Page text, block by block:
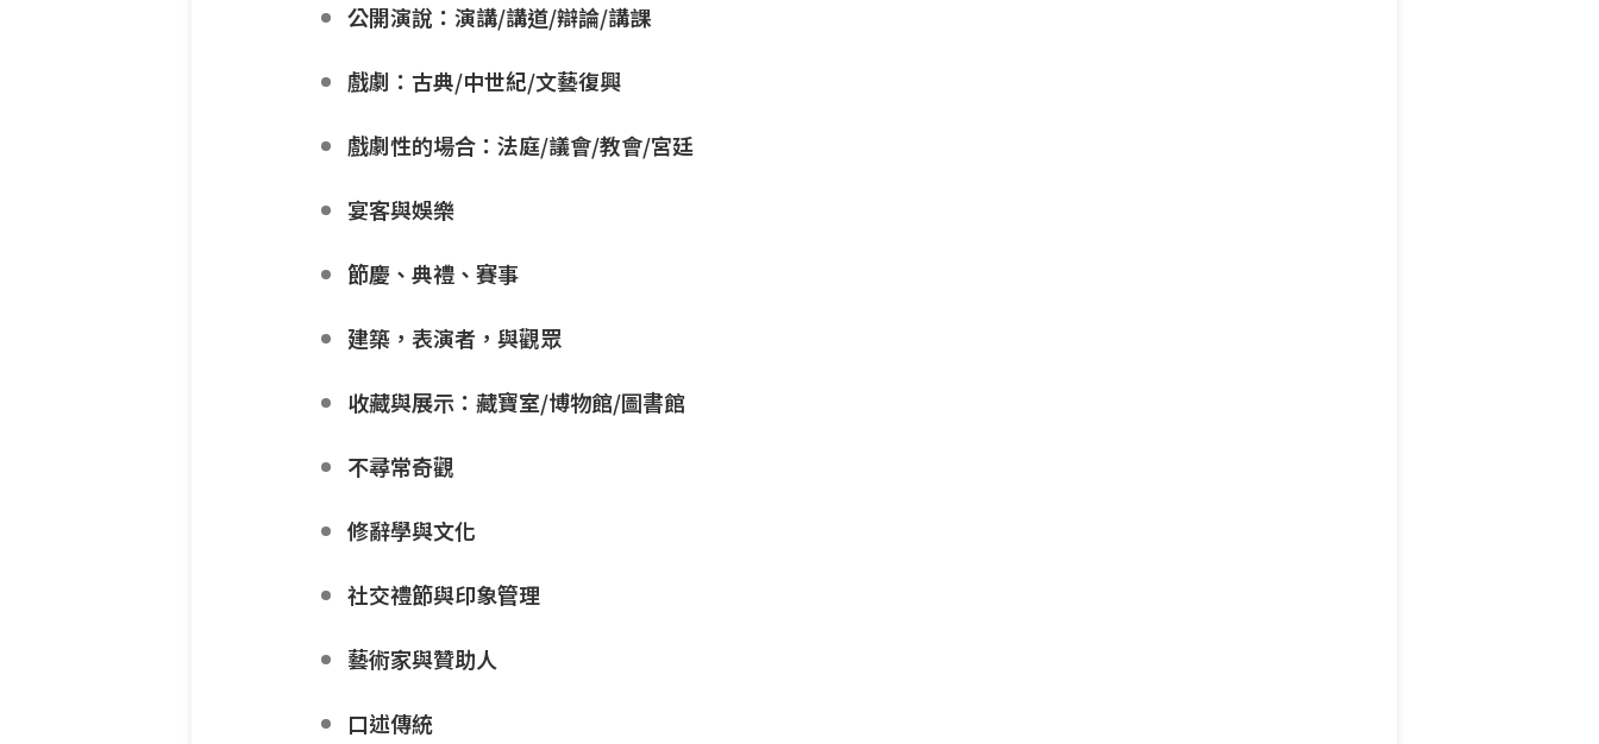
公開演說：演講/講道/辯論/講課
戲劇：古典/中世紀/文藝復興
戲劇性的場合：法庭/議會/教會/宮廷
宴客與娛樂
節慶、典禮、賽事
建築，表演者，與觀眾
收藏與展示：藏寶室/博物館/圖書館
不尋常奇觀
修辭學與文化
社交禮節與印象管理
藝術家與贊助人
口述傳統